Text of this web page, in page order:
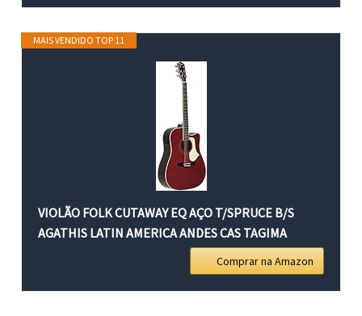
MAIS VENDIDO TOP 11
VIOLÃO FOLK CUTAWAY EQ AÇO T/SPRUCE B/S
AGATHIS LATIN AMERICA ANDES CAS TAGIMA
Comprar na Amazon